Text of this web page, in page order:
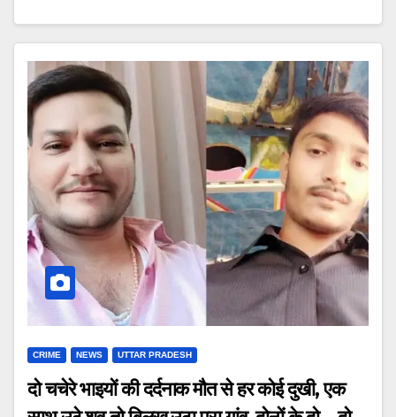
CRIME NEWS UTTAR PRADESH
दो चचेरे भाइयों की दर्दनाक मौत से हर कोई दुखी, एक